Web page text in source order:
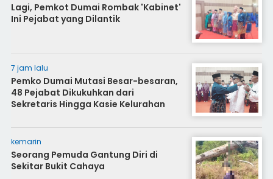
Lagi, Pemkot Dumai Rombak 'Kabinet'
Ini Pejabat yang Dilantik
7 jam lalu
Pemko Dumai Mutasi Besar-besaran,
48 Pejabat Dikukuhkan dari
Sekretaris Hingga Kasie Kelurahan
kemarin
Seorang Pemuda Gantung Diri di
Sekitar Bukit Cahaya